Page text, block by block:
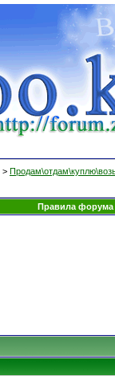
>
Правила форума